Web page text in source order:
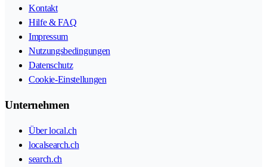
Kontakt
Hilfe & FAQ
Impressum
Nutzungsbedingungen
Datenschutz
Cookie-Einstellungen
Unternehmen
Über local.ch
localsearch.ch
search.ch